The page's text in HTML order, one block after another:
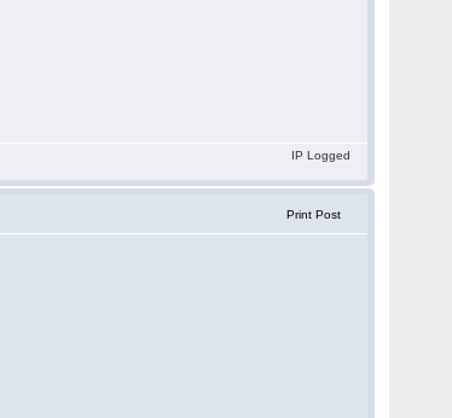
IP Logged
Print Post